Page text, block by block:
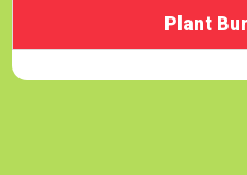
Plant